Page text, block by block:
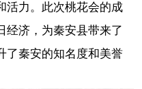
活力。此次桃花会的成
经济，为秦安县带来了
了秦安的知名度和美誉